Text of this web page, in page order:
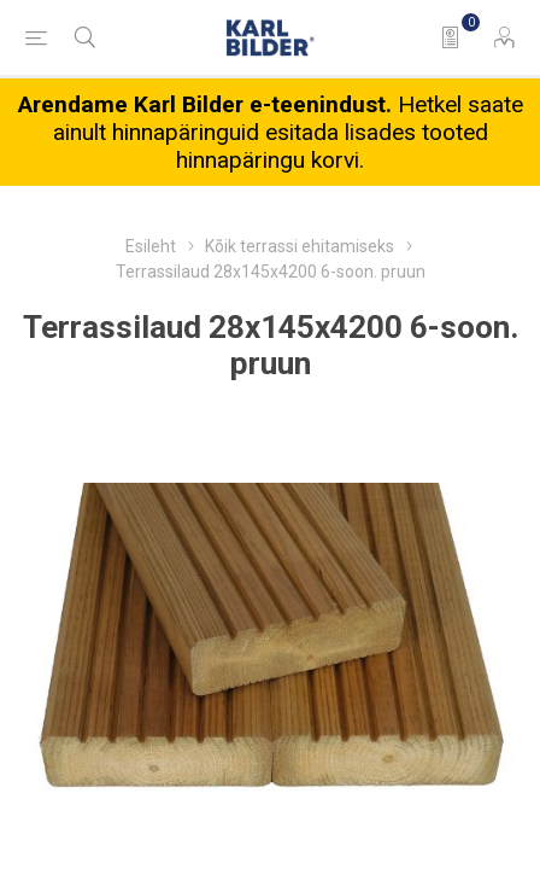
0
Arendame Karl Bilder e-teenindust. Hetkel saate
ainult hinnapäringuid esitada lisades tooted
hinnapäringu korvi.
Esileht
Kõik terrassi ehitamiseks
Terrassilaud 28x145x4200 6-soon. pruun
Terrassilaud 28x145x4200 6-soon.
pruun